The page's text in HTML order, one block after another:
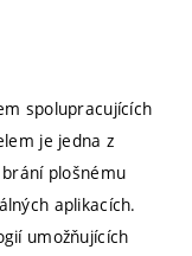
spolupracujících
je jedna z
plošnému
aplikacích.
umožňujících